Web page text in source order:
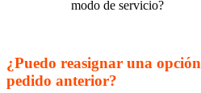
modo de servicio?
¿Puedo reasignar una
pedido anterior?